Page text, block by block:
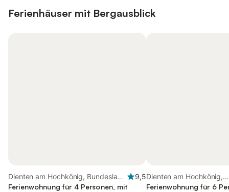
Ferienhäuser mit Bergausblick
Dienten am Hochkönig, Bundesland
Salzburg
9,5
Ferienwohnung für 4 Personen, mit
Dienten am Hochkönig,
Bundesland Salzburg
Ferienwohnung für 6